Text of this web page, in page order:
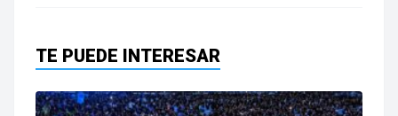
TE PUEDE INTERESAR